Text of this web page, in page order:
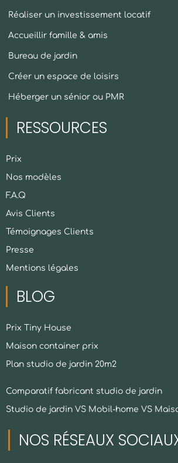
Réaliser un investissement locatif
Accueillir famille & amis
Bureau de jardin
Créer un espace de loisirs
Héberger un sénior ou PMR
RESSOURCES
Prix
Nos modèles
F.A.Q
Avis Clients
Témoignages Clients
Presse
Mentions légales
BLOG
Prix Tiny House
Maison container prix
Plan studio de jardin 20m2
Comparatif fabricant studio de jardin
Studio de jardin VS Mobil-home VS
NOS RÉSEAUX